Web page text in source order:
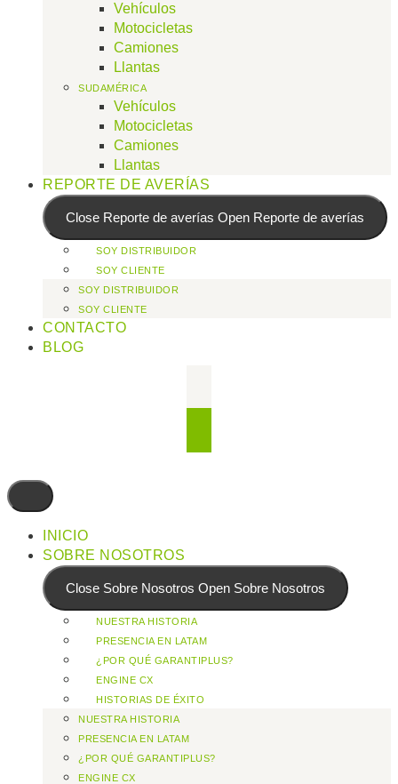
Vehículos
Motocicletas
Camiones
Llantas
SUDAMÉRICA
Vehículos
Motocicletas
Camiones
Llantas
REPORTE DE AVERÍAS
Close Reporte de averías Open Reporte de averías
SOY DISTRIBUIDOR
SOY CLIENTE
SOY DISTRIBUIDOR
SOY CLIENTE
CONTACTO
BLOG
INICIO
SOBRE NOSOTROS
Close Sobre Nosotros Open Sobre Nosotros
NUESTRA HISTORIA
PRESENCIA EN LATAM
¿POR QUÉ GARANTIPLUS?
ENGINE CX
HISTORIAS DE ÉXITO
NUESTRA HISTORIA
PRESENCIA EN LATAM
¿POR QUÉ GARANTIPLUS?
ENGINE CX